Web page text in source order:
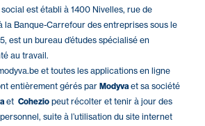
est établi à 1400 Nivelles, rue de
la Banque-Carrefour des entreprises sous le
est un bureau d’études spécialisé en
au travail.
et toutes les applications en ligne
entièrement gérés par Modyva et sa société
et Cohezio peut récolter et tenir à jour des
suite à l’utilisation du site internet